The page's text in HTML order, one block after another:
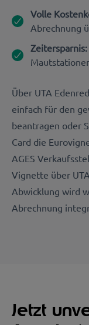
Volle
Abrechnung
Zeitersparnis:
Über UTA
einfach für den
beantragen oder
Card die
AGES
Vignette über
Abwicklung wird
Abrechnung
Jetzt